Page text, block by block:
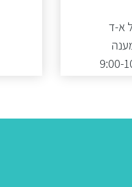
א-ד
/ מענה